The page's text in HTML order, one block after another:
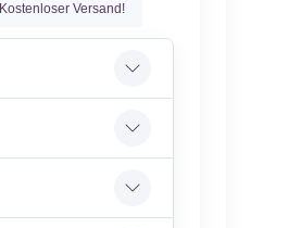
Kostenloser Versand!